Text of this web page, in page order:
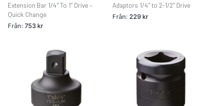
Extension Bar 1/4″ To 1″ Drive –
Quick Change
Från: 753 kr
Adaptors 1/4″ to 2-1/2″ Drive
Från: 229 kr